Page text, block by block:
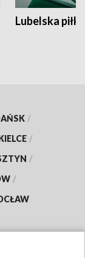
Lubelska piłka
/
/
/
/